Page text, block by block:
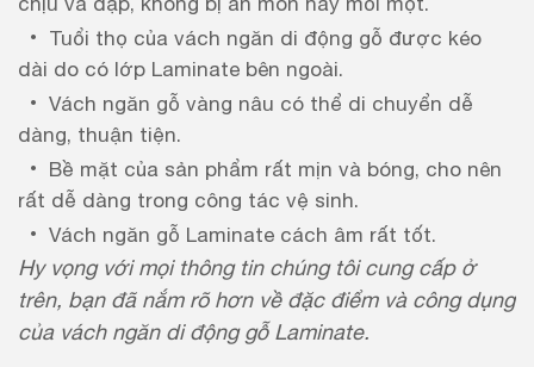
Tuổi thọ của vách ngăn di động gỗ được kéo
dài do có lớp Laminate bên ngoài.
Vách ngăn gỗ vàng nâu có thể di chuyển dễ
dàng, thuận tiện.
Bề mặt của sản phẩm rất mịn và bóng, cho nên
rất dễ dàng trong công tác vệ sinh.
Vách ngăn gỗ Laminate cách âm rất tốt.
Hy vọng với mọi thông tin chúng tôi cung cấp ở
trên, bạn đã nắm rõ hơn về đặc điểm và công dụng
của vách ngăn di động gỗ Laminate.